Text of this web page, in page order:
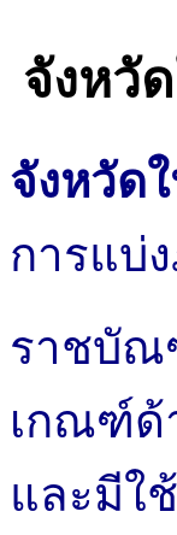
จังหวั
จังหวัด
การแบ่
ราชบัณ
เกณฑ์ด้
และมีใ